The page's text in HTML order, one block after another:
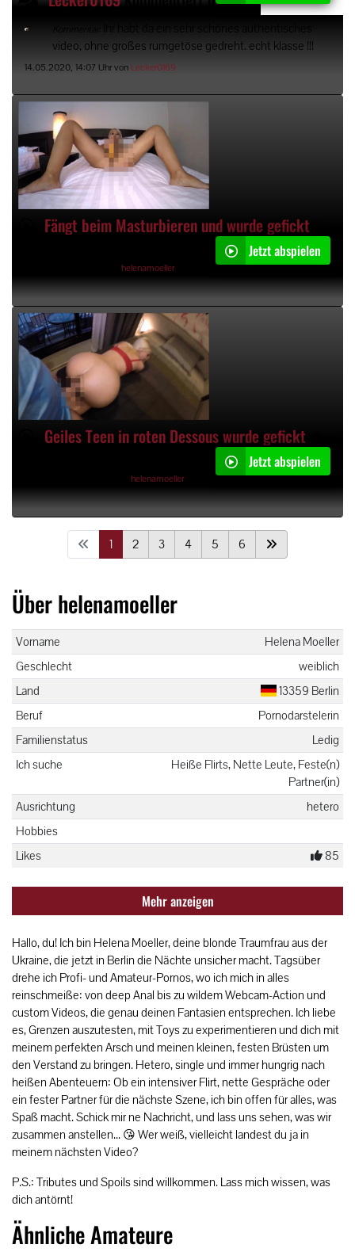
video, ohne großes rumgetöse gedreht. echt klasse !!!
14.05.2020, 14:07 Uhr von Lecker0169
Fängt beim Masturbieren und wurde gefickt
helenamoeller
Jetzt abspielen
Geiles Teen in roten Dessous wurde gefickt
helenamoeller
Jetzt abspielen
1 2 3 4 5 6
Über helenamoeller
Vorname
Helena Moeller
Geschlecht
weiblich
Land
13359 Berlin
Beruf
Pornodarstelerin
Familienstatus
Ledig
Ich suche
Heiße Flirts, Nette Leute, Feste(n)
Partner(in)
Ausrichtung
hetero
Hobbies
Likes
85
Mehr anzeigen
Hallo, du! Ich bin Helena Moeller, deine blonde Traumfrau aus der
Ukraine, die jetzt in Berlin die Nächte unsicher macht. Tagsüber
drehe ich Profi- und Amateur-Pornos, wo ich mich in alles
reinschmeiße: von deep Anal bis zu wildem Webcam-Action und
custom Videos, die genau deinen Fantasien entsprechen. Ich liebe
es, Grenzen auszutesten, mit Toys zu experimentieren und dich mit
meinem perfekten Arsch und meinen kleinen, festen Brüsten um
den Verstand zu bringen. Hetero, single und immer hungrig nach
heißen Abenteuern: Ob ein intensiver Flirt, nette Gespräche oder
ein fester Partner für die nächste Szene, ich bin offen für alles, was
Spaß macht. Schick mir ne Nachricht, und lass uns sehen, was wir
zusammen anstellen... 😘 Wer weiß, vielleicht landest du ja in
meinem nächsten Video?
P.S.: Tributes und Spoils sind willkommen. Lass mich wissen, was
dich antörnt!
Ähnliche Amateure